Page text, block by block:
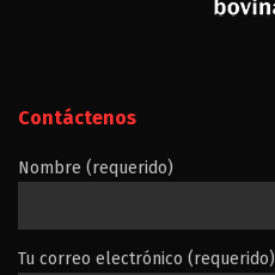
Contáctenos
Nombre (requerido)
Tu correo electrónico (requerido)